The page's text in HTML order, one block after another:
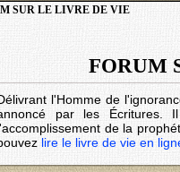
SUR LE LIVRE DE VIE
FORUM
l'Homme de
par les
de la
lire le livre de vie en